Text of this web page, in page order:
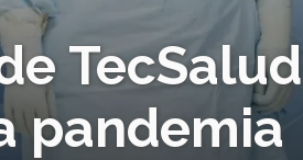
TecSalud
pandemia